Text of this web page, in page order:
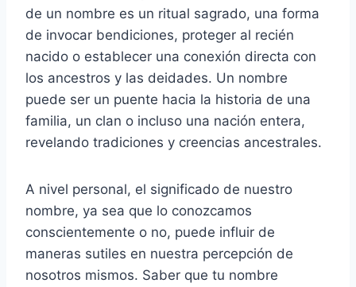
de un nombre es un ritual sagrado, una forma
de invocar bendiciones, proteger al recién
nacido o establecer una conexión directa con
los ancestros y las deidades. Un nombre
puede ser un puente hacia la historia de una
familia, un clan o incluso una nación entera,
revelando tradiciones y creencias ancestrales.
A nivel personal, el significado de nuestro
nombre, ya sea que lo conozcamos
conscientemente o no, puede influir de
maneras sutiles en nuestra percepción de
nosotros mismos. Saber que tu nombre